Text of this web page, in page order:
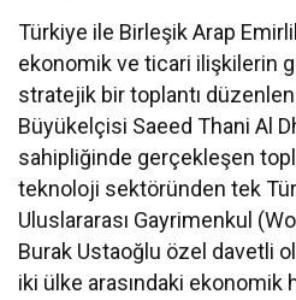
Türkiye ile Birleşik Arap
ekonomik ve ticari ilişkilerin
stratejik bir toplantı
Büyükelçisi Saeed Thani Al
sahipliğinde gerçekleşen
teknoloji sektöründen tek
Uluslararası Gayrimenkul
Burak Ustaoğlu özel davetli
iki ülke arasındaki ekonomik